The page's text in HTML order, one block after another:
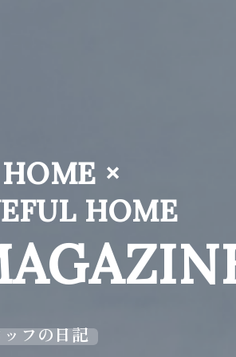
×
HOME
フの日記